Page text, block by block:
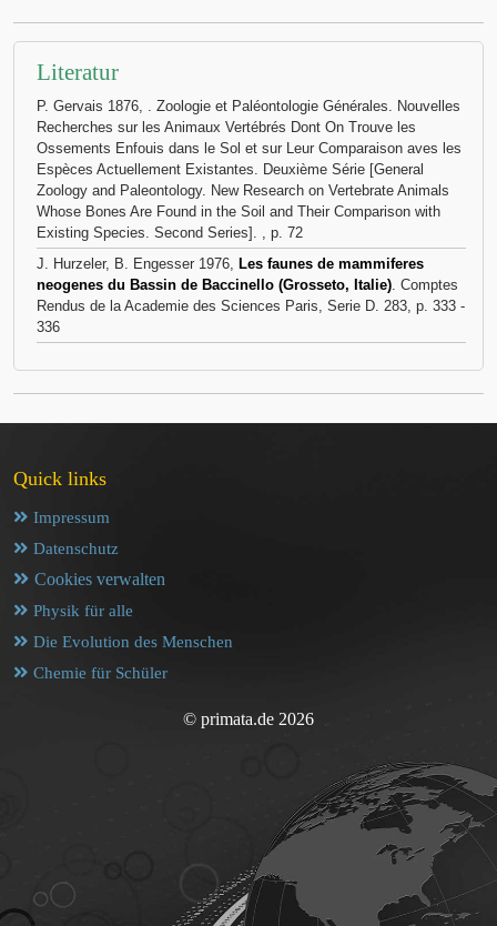
Literatur
P. Gervais 1876, . Zoologie et Paléontologie Générales. Nouvelles
Recherches sur les Animaux Vertébrés Dont On Trouve les
Ossements Enfouis dans le Sol et sur Leur Comparaison aves les
Espèces Actuellement Existantes. Deuxième Série [General
Zoology and Paleontology. New Research on Vertebrate Animals
Whose Bones Are Found in the Soil and Their Comparison with
Existing Species. Second Series]. , p. 72
J. Hurzeler, B. Engesser 1976, Les faunes de mammiferes
neogenes du Bassin de Baccinello (Grosseto, Italie). Comptes
Rendus de la Academie des Sciences Paris, Serie D. 283, p. 333 -
336
Quick links
Impressum
Datenschutz
Cookies verwalten
Physik für alle
Die Evolution des Menschen
Chemie für Schüler
© primata.de 2026